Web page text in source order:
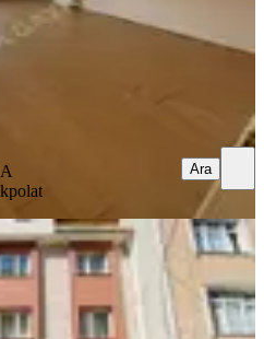
Ara
Küçükçekmece Kiralık
Cephe Yeni Bahçe Kat